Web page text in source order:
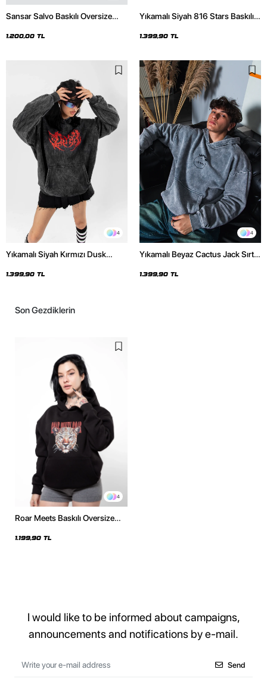
Sansar Salvo Baskılı Oversize
1.200,00 TL
Yıkamalı Siyah 816 Stars Baskılı
1.399,90 TL
4
Yıkamalı Siyah Kırmızı Dusk
1.399,90 TL
4
Yıkamalı Beyaz Cactus Jack Sırt
1.399,90 TL
Son Gezdiklerin
4
Roar Meets Baskılı Oversize
1.199,90 TL
I would like to be informed about campaigns,
announcements and notifications by e-mail.
Send